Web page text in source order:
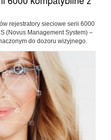
rejestratory sieciowe serii 6000
(Novus Management System) –
do dozoru wizyjnego.